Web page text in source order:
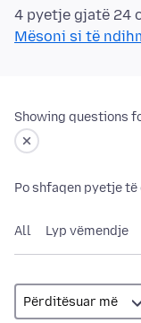
4 pyetje gjatë 24
Mësoni si të
Showing questions
Po shfaqen pyetje
All Lyp vëmendje